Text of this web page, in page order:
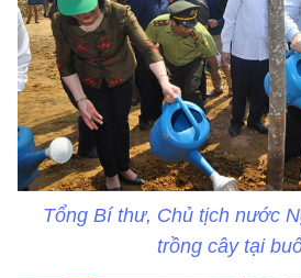
Tổng Bí thư, Chủ tịch nước
trồng cây tại